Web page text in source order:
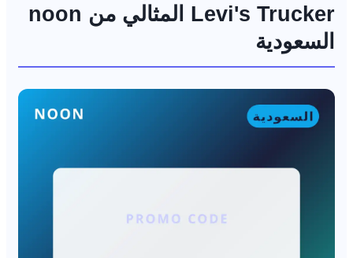
Levi's Trucker المثالي من noon
السعودية